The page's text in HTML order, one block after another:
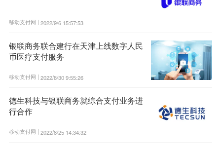
移动支付网 | 2022/9/6 15:57:53
银联商务联合建行在天津上线数字人民
币医疗支付服务
移动支付网 | 2022/8/30 9:55:26
德生科技与银联商务就综合支付业务进
行合作
移动支付网 | 2022/8/25 14:34:32